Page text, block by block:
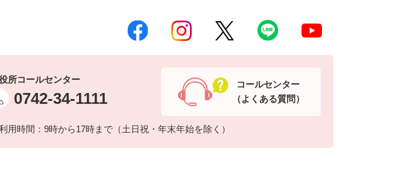
所コールセンター
0742-34-1111
用時間：9時から17時まで（土日祝・年末年始を除く）
コールセンター
（よくある質問）